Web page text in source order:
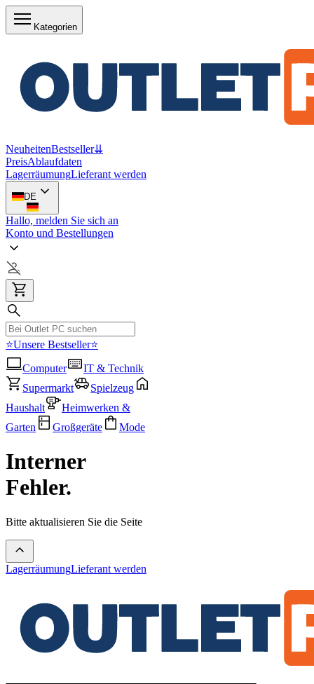
Kategorien
NeuheitenBestseller⇊
PreisAblaufdaten
LagerräumungLieferant werden
DE
Hallo, melden Sie sich an
Konto und Bestellungen
⭐Unsere Bestseller⭐
Computer
IT & Technik
Supermarkt
Spielzeug
Haushalt
Heimwerken &
Garten
Großgeräte Mode
Interner
Fehler.
Bitte aktualisieren Sie die Seite
LagerräumungLieferant werden